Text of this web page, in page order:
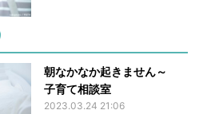
朝なかなか起きません～
子育て相談室
2023.03.24 21:06